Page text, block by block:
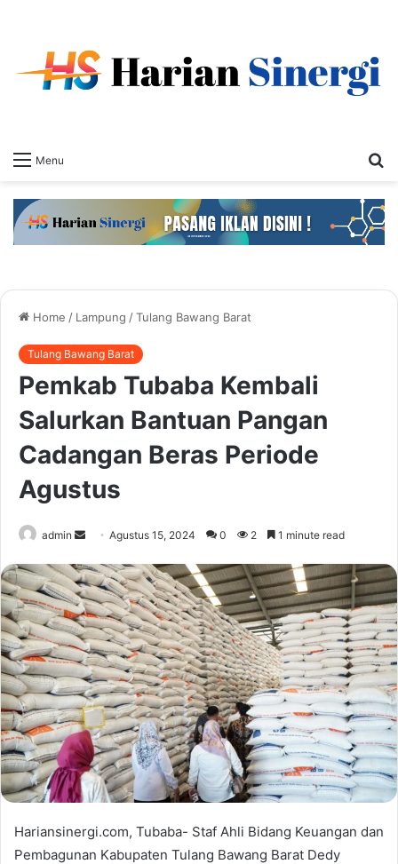
Menu
Home / Lampung /Tulang Bawang Barat
Tulang Bawang Barat
Pemkab Tubaba Kembali
Salurkan Bantuan Pangan
Cadangan Beras Periode
Agustus
admin
Send
email
Agustus 15, 2024 0 2 1 minute read
Hariansinergi.com, Tubaba- Staf Ahli Bidang Keuangan dan
Pembagunan Kabupaten Tulang Bawang Barat Dedy